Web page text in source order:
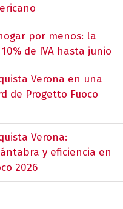
por menos: la
de IVA hasta junio
Verona en una
de Progetto Fuoco
Verona:
y eficiencia en
2026